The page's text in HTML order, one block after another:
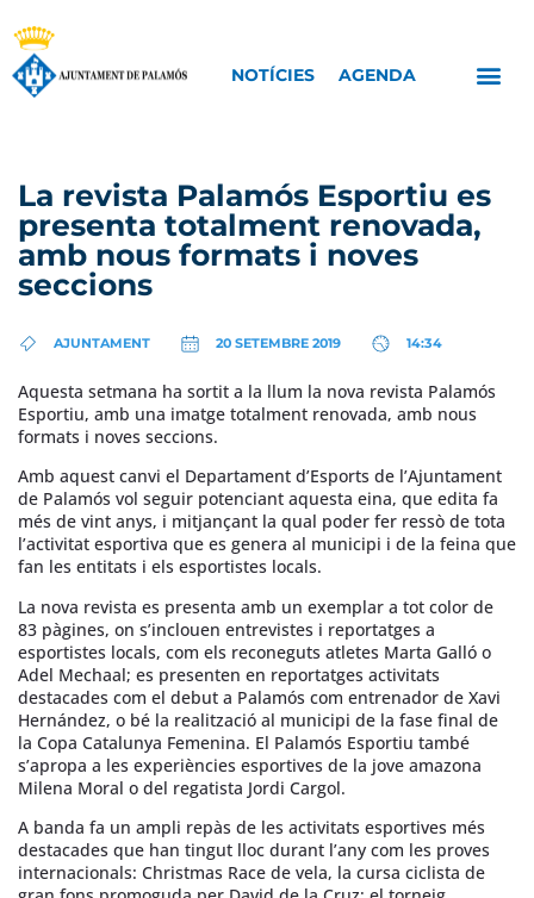
NOTÍCIES AGENDA
La revista Palamós Esportiu es
presenta totalment renovada,
amb nous formats i noves
seccions
AJUNTAMENT 20 SETEMBRE 2019 14:34
Aquesta setmana ha sortit a la llum la nova revista Palamós
Esportiu, amb una imatge totalment renovada, amb nous
formats i noves seccions.
Amb aquest canvi el Departament d’Esports de l’Ajuntament
de Palamós vol seguir potenciant aquesta eina, que edita fa
més de vint anys, i mitjançant la qual poder fer ressò de tota
l’activitat esportiva que es genera al municipi i de la feina que
fan les entitats i els esportistes locals.
La nova revista es presenta amb un exemplar a tot color de
83 pàgines, on s’inclouen entrevistes i reportatges a
esportistes locals, com els reconeguts atletes Marta Galló o
Adel Mechaal; es presenten en reportatges activitats
destacades com el debut a Palamós com entrenador de Xavi
Hernández, o bé la realització al municipi de la fase final de
la Copa Catalunya Femenina. El Palamós Esportiu també
s’apropa a les experiències esportives de la jove amazona
Milena Moral o del regatista Jordi Cargol.
A banda fa un ampli repàs de les activitats esportives més
destacades que han tingut lloc durant l’any com les proves
internacionals: Christmas Race de vela, la cursa ciclista de